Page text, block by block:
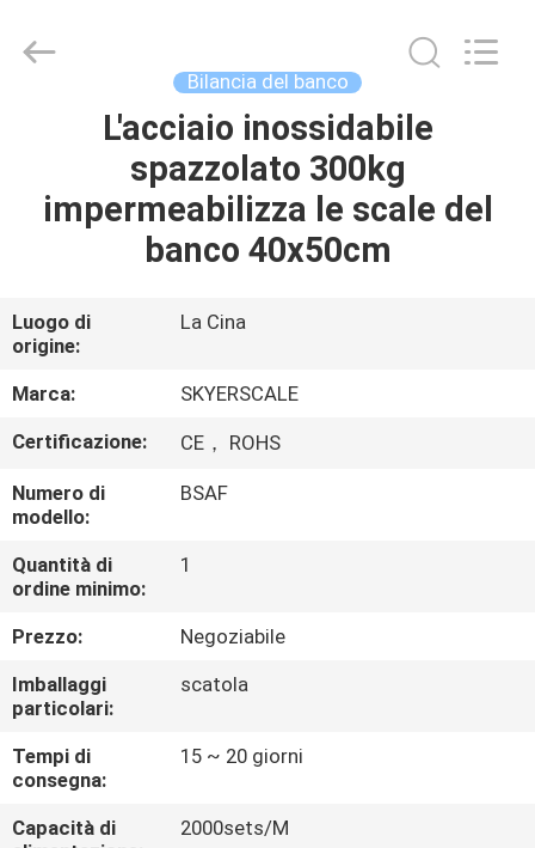
PRODOTTI
SU
DI
NOI
VISITA
DELLA
FABBRICA
CONTROLLO
DELLA
QUALITÀ
NOTIZIE
Co.,Limited.
Bilancia del banco
L'acciaio inossidabile
spazzolato 300kg
impermeabilizza le scale del
banco 40x50cm
Luogo di
origine:
La Cina
Marca:
SKYERSCALE
Certificazione:
CE， ROHS
Numero di
modello:
BSAF
Quantità di
ordine minimo:
1
Prezzo:
Negoziabile
Imballaggi
particolari:
scatola
Tempi di
consegna:
15 ~ 20 giorni
Capacità di
2000sets/M